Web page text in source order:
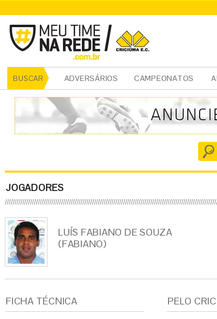
BUSCAR ADVERSÁRIOS CAMPEONATOS
JOGADORES
LUÍS FABIANO DE SOUZA
(FABIANO)
FICHA TÉCNICA PELO